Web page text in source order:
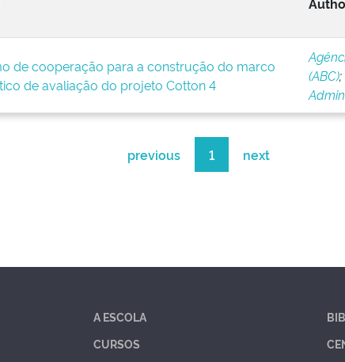
de cooperação para a construção do marco
de avaliação do projeto Cotton 4
(ABC);
previous 1 next
A ESCOLA
CURSOS